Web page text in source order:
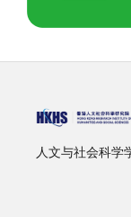
人文与社会科